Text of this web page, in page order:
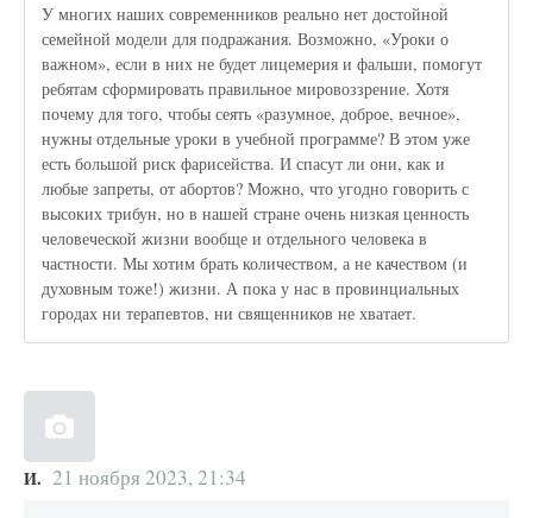
У многих наших современников реально нет достойной
семейной модели для подражания. Возможно, «Уроки о
важном», если в них не будет лицемерия и фальши, помогут
ребятам сформировать правильное мировоззрение. Хотя
почему для того, чтобы сеять «разумное, доброе, вечное»,
нужны отдельные уроки в учебной программе? В этом уже
есть большой риск фарисейства. И спасут ли они, как и
любые запреты, от абортов? Можно, что угодно говорить с
высоких трибун, но в нашей стране очень низкая ценность
человеческой жизни вообще и отдельного человека в
частности. Мы хотим брать количеством, а не качеством (и
духовным тоже!) жизни. А пока у нас в провинциальных
городах ни терапевтов, ни священников не хватает.
И. 21 ноября 2023, 21:34